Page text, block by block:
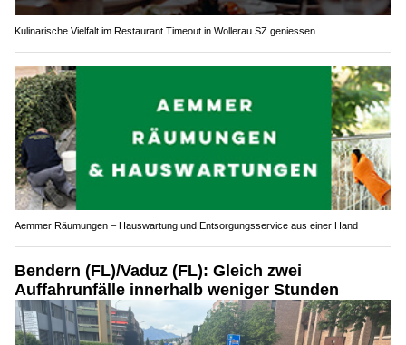
Kulinarische Vielfalt im Restaurant Timeout in Wollerau SZ geniessen
Aemmer Räumungen – Hauswartung und Entsorgungsservice aus einer Hand
Bendern (FL)/Vaduz (FL): Gleich zwei
Auffahrunfälle innerhalb weniger Stunden